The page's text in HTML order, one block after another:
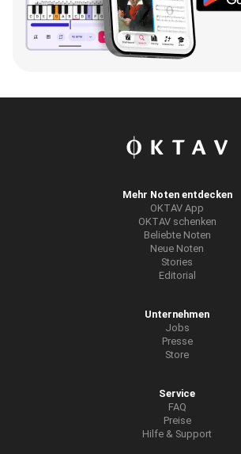
Mehr Noten entdecken
OKTAV App
OKTAV schenken
Beliebte Noten
Neue Noten
Stories
Editorial
Unternehmen
Jobs
Presse
Store
Service
FAQ
Preise
Hilfe & Support